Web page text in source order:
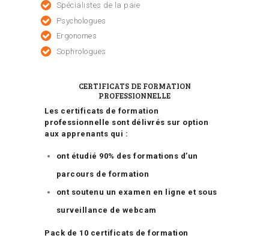
Spécialistes de la paie
Psychologues
Ergonomes
Sophrologues
CERTIFICATS DE FORMATION
PROFESSIONNELLE
Les certificats de formation
professionnelle sont délivrés sur option
aux apprenants qui :
ont étudié 90% des formations d’un
parcours de formation
ont soutenu un examen en ligne et sous
surveillance de webcam
Pack de 10 certificats de formation